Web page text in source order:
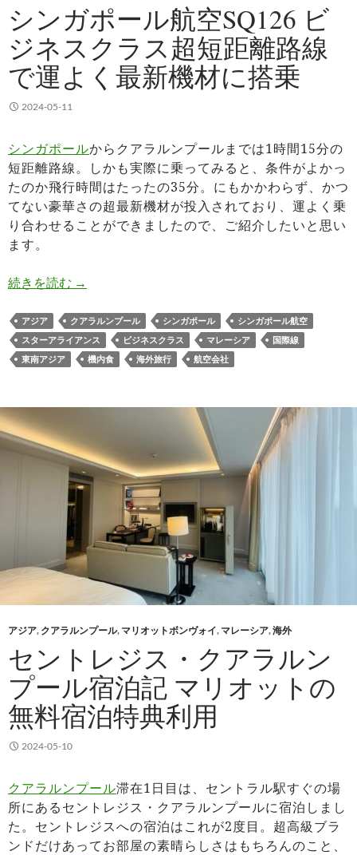
シンガポール航空SQ126 ビ
ジネスクラス超短距離路線
で運よく最新機材に搭乗
2024-05-11
シンガポールからクアラルンプールまでは1時間15分の
短距離路線。しかも実際に乗ってみると、条件がよかっ
たのか飛行時間はたったの35分。にもかかわらず、かつ
てない豪華さの超最新機材が投入されており、運よく乗
り合わせることができましたので、ご紹介したいと思い
ます。
続きを読む シンガポール航空SQ126 ビジネスクラス超短距
→
アジア クアラルンプール シンガポール
シンガポール航空
スターアライアンス
ビジネスクラス マレーシア
国際線
東南アジア
機内食 海外旅行 航空会社
アジア, クアラルンプール, マリオットボンヴォイ, マレーシア,海外
セントレジス・クアラルン
プール宿泊記 マリオットの
無料宿泊特典利用
2024-05-10
クアラルンプール滞在1日目は、セントラル駅すぐの場
所にあるセントレジス・クアラルンプールに宿泊しまし
た。セントレジスへの宿泊はこれが2度目。超高級ブラ
ンドだけあってお部屋の素晴らしさはもちろんのこと、